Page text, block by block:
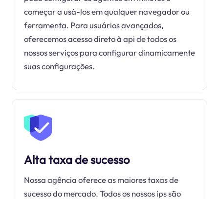
começar a usá-los em qualquer navegador ou
ferramenta. Para usuários avançados,
oferecemos acesso direto à api de todos os
nossos serviços para configurar dinamicamente
suas configurações.
Alta taxa de sucesso
Nossa agência oferece as maiores taxas de
sucesso do mercado. Todos os nossos ips são